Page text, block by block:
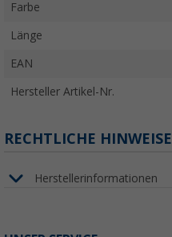
Farbe
Länge
EAN
Hersteller Artikel-Nr.
RECHTLICHE HINWEISE
Herstellerinformationen